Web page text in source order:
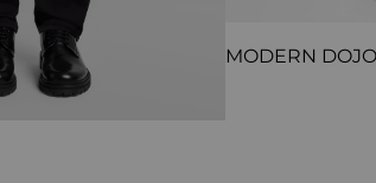
MODERN